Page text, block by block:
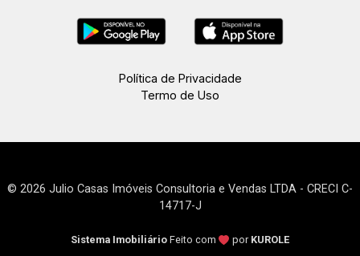
Política de Privacidade
Termo de Uso
© 2026 Julio Casas Imóveis Consultoria e Vendas LTDA - CRECI C-
14717-J
Sistema Imobiliário Feito com por KUROLE